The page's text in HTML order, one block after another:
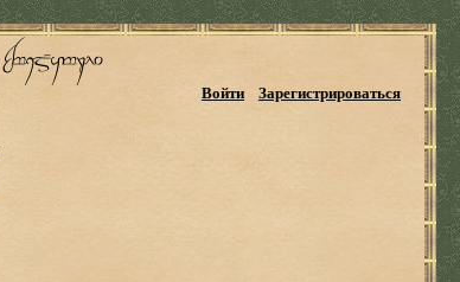
Войти Зарегистрироваться